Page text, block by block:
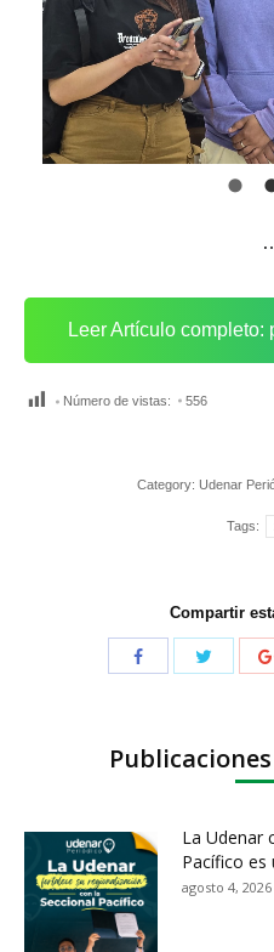
Leer Artículo
Número de vistas: 556
Category: Udenar
Tags:
Compartir
La Udenar
Pacífico es
agosto 4, 2026